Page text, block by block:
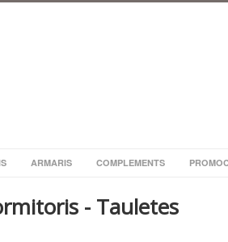
ARMARIS COMPLEMENTS
- Tauletes